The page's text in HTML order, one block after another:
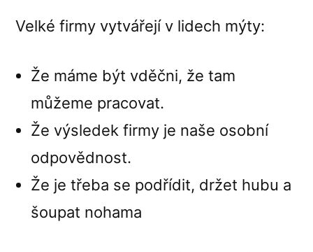
Velké firmy vytvářejí v lidech mýty:
Že máme být vděčni, že tam
můžeme pracovat.
Že výsledek firmy je naše osobní
odpovědnost.
Že je třeba se podřídit, držet hubu a
šoupat nohama